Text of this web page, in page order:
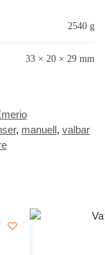
2540 g
33 × 20 × 29 mm
, manuell, valbar